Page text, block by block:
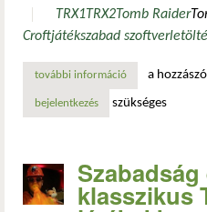
TRX1TRX2Tomb Raider
Croftjátékszabad szoftver
további információ a
bejelentkezés szükséges
klasszikus